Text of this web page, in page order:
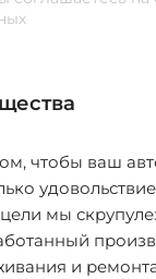
чтобы ваш
мы
и